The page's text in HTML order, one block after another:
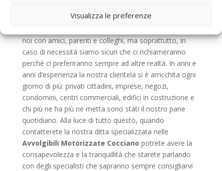
Visualizza le preferenze
in quanto se i nostri committenti sono soddisfatti del
noi con amici, parenti e colleghi, ma soprattutto, in
caso di necessità siamo sicuri che ci richiameranno
perché ci preferiranno sempre ad altre realtà. In anni e
anni d’esperienza la nostra clientela si è arricchita ogni
giorno di più: privati cittadini, imprese, negozi,
condomini, centri commerciali, edifici in costruzione e
chi più ne ha più ne metta sono stati il nostro pane
quotidiano. Alla luce di tutto questo, quando
contatterete la nostra ditta specializzata nelle
Avvolgibili Motorizzate Cocciano potrete avere la
consapevolezza e la tranquillità che starete parlando
con degli specialisti che sapranno sempre consigliarvi